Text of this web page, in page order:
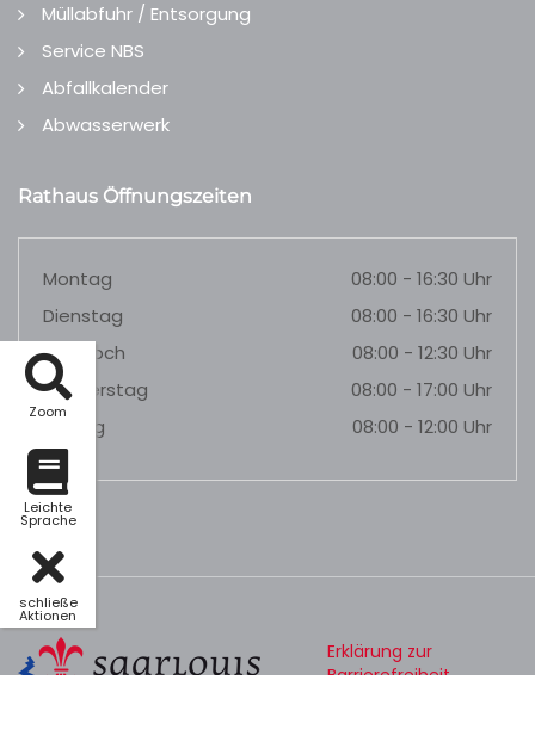
Zoom
Leichte
Sprache
schließe
Aktionen
Müllabfuhr / Entsorgung
Service NBS
Abfallkalender
Abwasserwerk
Rathaus Öffnungszeiten
Montag
08:00 - 16:30 Uhr
Dienstag
08:00 - 16:30 Uhr
Mittwoch
08:00 - 12:30 Uhr
Donnerstag
08:00 - 17:00 Uhr
Freitag
08:00 - 12:00 Uhr
Erklärung zur
Barrierefreiheit